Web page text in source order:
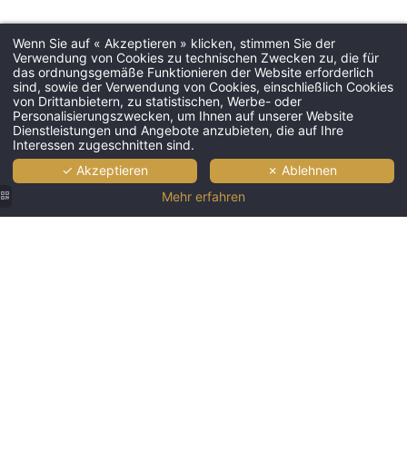
Wenn Sie auf « Akzeptieren » klicken, stimmen Sie der
Verwendung von Cookies zu technischen Zwecken zu, die für
das ordnungsgemäße Funktionieren der Website erforderlich
sind, sowie der Verwendung von Cookies, einschließlich Cookies
von Drittanbietern, zu statistischen, Werbe- oder
Personalisierungszwecken, um Ihnen auf unserer Website
Dienstleistungen und Angebote anzubieten, die auf Ihre
Interessen zugeschnitten sind.
✓ Akzeptieren
✗ Ablehnen
Mehr erfahren